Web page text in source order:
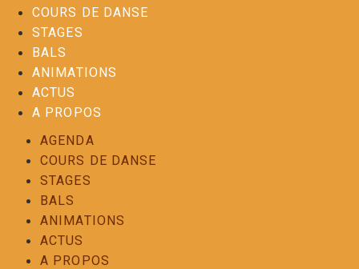
COURS DE DANSE
STAGES
BALS
ANIMATIONS
ACTUS
A PROPOS
AGENDA
COURS DE DANSE
STAGES
BALS
ANIMATIONS
ACTUS
A PROPOS